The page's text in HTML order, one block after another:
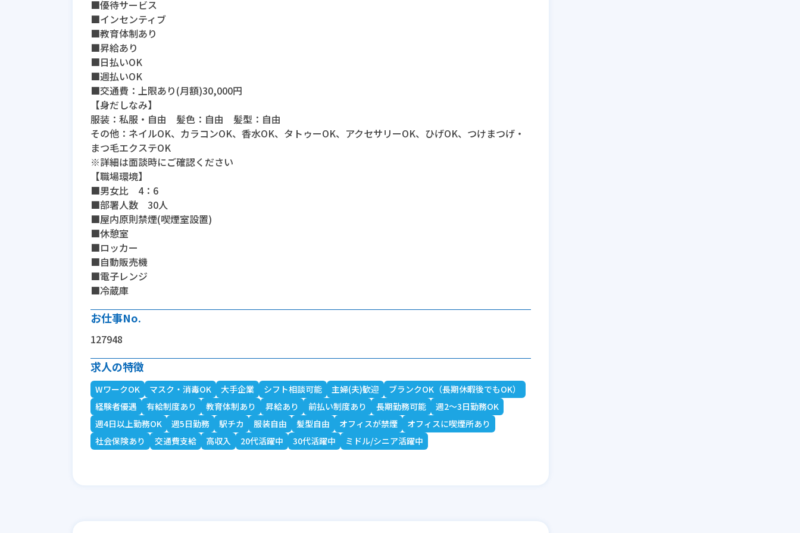
■優待サービス
■インセンティブ
■教育体制あり
■昇給あり
■日払いOK
■週払いOK
■交通費：上限あり(月額)30,000円
【身だしなみ】
服装：私服・自由 髪色：自由 髪型：自由
その他：ネイルOK、カラコンOK、香水OK、タトゥーOK、アクセサリーOK、ひげOK、つけまつげ・
まつ毛エクステOK
※詳細は面談時にご確認ください
【職場環境】
■男女比 4：6
■部署人数 30人
■屋内原則禁煙(喫煙室設置)
■休憩室
■ロッカー
■自動販売機
■電子レンジ
■冷蔵庫
お仕事No.
127948
求人の特徴
WワークOK マスク・消毒OK 大手企業 シフト相談可能 主婦(夫)歓迎
ブランクOK（長期休暇後でもOK）
経験者優遇
有給制度あり 教育体制あり 昇給あり 前払い制度あり 長期勤務可能
週2～3日勤務OK
週4日以上勤務OK
週5日勤務 駅チカ 服装自由 髪型自由 オフィスが禁煙
オフィスに喫煙所あり
社会保険あり
交通費支給 高収入 20代活躍中 30代活躍中 ミドル/シニア活躍中